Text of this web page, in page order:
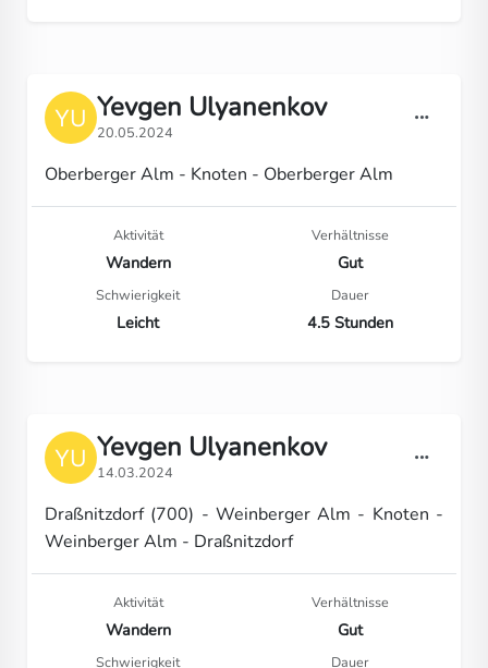
Yevgen Ulyanenkov
20.05.2024
Oberberger Alm - Knoten - Oberberger Alm
Aktivität
Wandern
Verhältnisse
Gut
Schwierigkeit
Leicht
Dauer
4.5 Stunden
Yevgen Ulyanenkov
14.03.2024
Draßnitzdorf (700) - Weinberger Alm - Knoten -
Weinberger Alm - Draßnitzdorf
Aktivität
Wandern
Verhältnisse
Gut
Schwierigkeit Dauer